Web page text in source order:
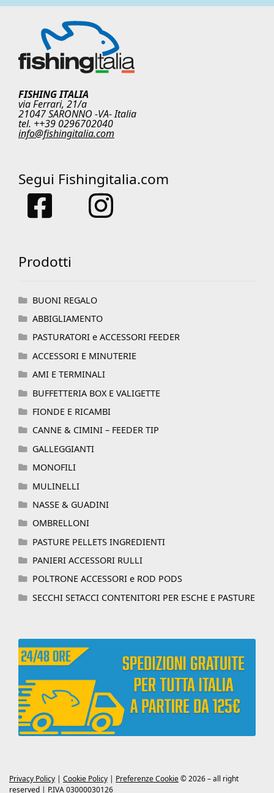
FISHING ITALIA
via Ferrari, 21/a
21047 SARONNO -VA- Italia
tel. ++39 0296702040
info@fishingitalia.com
Segui Fishingitalia.com
Prodotti
BUONI REGALO
ABBIGLIAMENTO
PASTURATORI e ACCESSORI FEEDER
ACCESSORI E MINUTERIE
AMI E TERMINALI
BUFFETTERIA BOX E VALIGETTE
FIONDE E RICAMBI
CANNE & CIMINI – FEEDER TIP
GALLEGGIANTI
MONOFILI
MULINELLI
NASSE & GUADINI
OMBRELLONI
PASTURE PELLETS INGREDIENTI
PANIERI ACCESSORI RULLI
POLTRONE ACCESSORI e ROD PODS
SECCHI SETACCI CONTENITORI PER ESCHE E PASTURE
Privacy Policy | Cookie Policy | Preferenze Cookie© 2026 – all right
reserved | P.IVA 03000030126